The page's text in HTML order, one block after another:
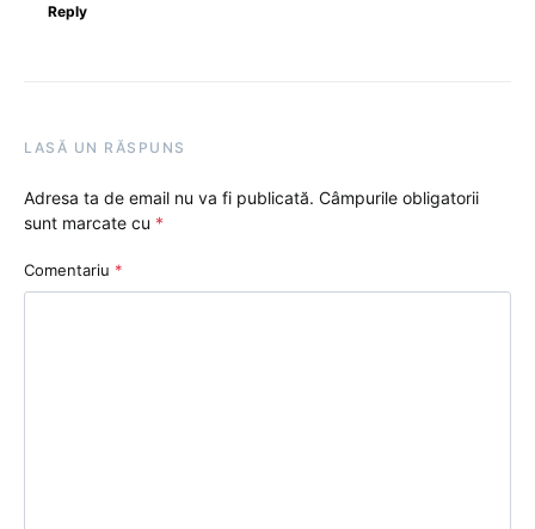
Reply
LASĂ UN RĂSPUNS
Adresa ta de email nu va fi publicată. Câmpurile obligatorii
sunt marcate cu *
Comentariu *